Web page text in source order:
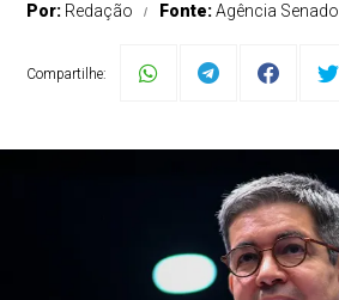
Por: Redação Fonte:Agência Senado
Compartilhe: